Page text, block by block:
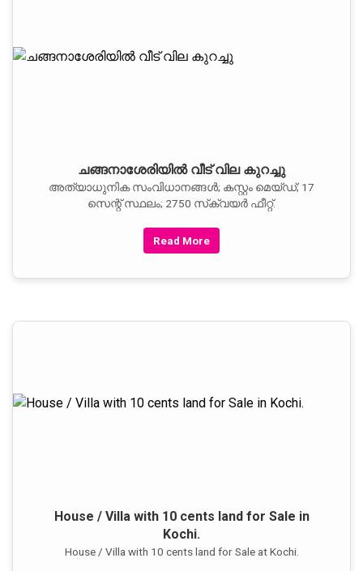
ചങ്ങനാശേരിയില്‍ വീട് വില കുറച്ചു
അത്യാധുനിക സംവിധാനങ്ങള്‍; കസ്റ്റം മെയ്ഡ്; 17
സെന്റ് സ്ഥലം; 2750 സ്‌ക്വയര്‍ ഫീറ്റ്.
Read More
House / Villa with 10 cents land for Sale in
Kochi.
House / Villa with 10 cents land for Sale at Kochi.